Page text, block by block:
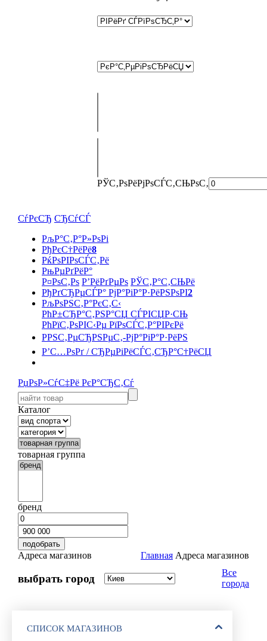
РЎС‚РѕРёРјРѕСЃС‚СЊРѕС‚
СѓРєСЂ СЂСѓСЃ
РљР°С‚Р°Р»РѕРі
РђРєС†РёРё8
РќРѕРІРѕСЃС‚Рё
РњРµРґРёР°
Р¤РѕС‚Рѕ Р’РёРґРµРѕ РЎС‚Р°С‚СЊРё
РђРґСЂРµСЃР° РјР°РіР°Р·РёРЅРѕРІ2
РљРѕРЅС‚Р°РєС‚С‹
РћР±СЂР°С‚РЅР°СЏ СЃРІСЏР·СЊ
РћРїС‚РѕРІС‹Рµ РїРѕСЃС‚Р°РІРєРё
РРЅС‚РµСЂРЅРµС‚-РјР°РіР°Р·РёРЅ
Р’С…РѕРґ / СЂРµРіРёСЃС‚СЂР°С†РёСЏ
РџРѕР»СѓС‡Рё РєР°СЂС‚Сѓ
Каталог
товарная группа
бренд
Адреса магазинов Главная Адреса магазинов
выбрать город
Все
города
СПИСОК МАГАЗИНОВ